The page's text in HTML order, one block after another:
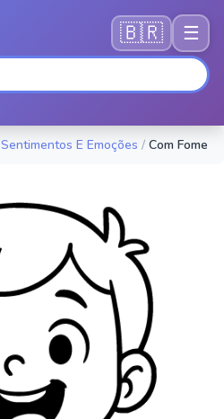
🇧🇷 ☰
Sentimentos E Emoções / Com Fome